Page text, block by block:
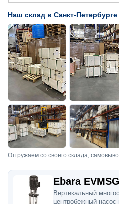
Наш склад в Санкт-Петербурге
Отгружаем со своего склада,
Ebara
Вертикальный
центробежный насос